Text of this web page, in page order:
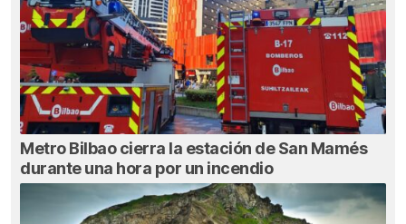
Metro Bilbao cierra la estación de San Mamés
durante una hora por un incendio